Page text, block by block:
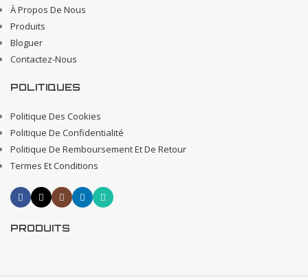
À Propos De Nous
Produits
Bloguer
Contactez-Nous
POLITIQUES
Politique Des Cookies
Politique De Confidentialité
Politique De Remboursement Et De Retour
Termes Et Conditions
PRODUITS